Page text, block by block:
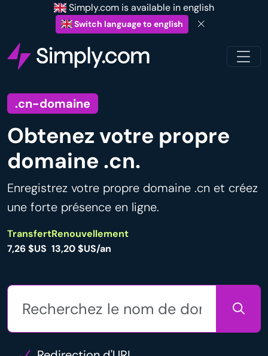
Simply.com is available in english
Switch language to english
.cn-domaine
Obtenez votre propre
domaine .cn.
Enregistrez votre propre domaine .cn et créez
une forte présence en ligne.
Transfert
7,26 $US
Renouvellement
13,20 $US/an